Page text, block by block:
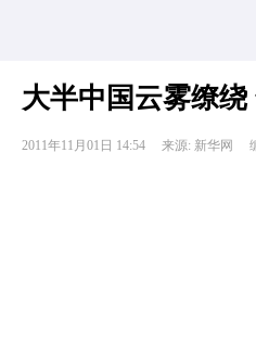
大半中国云雾缭
2011年11月01日 14:54 来源: 新华网